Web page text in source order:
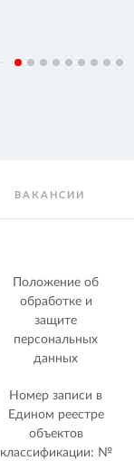
ВАКАНСИИ
Положение об
обработке и
защите
персональных
данных
Номер записи в
Едином реестре
объектов
классификации: №